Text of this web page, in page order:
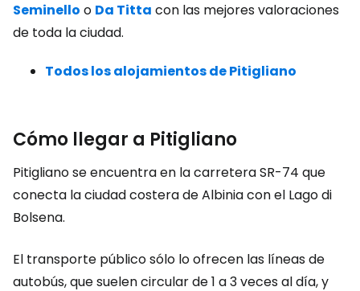
Seminello o Da Titta con las mejores valoraciones
de toda la ciudad.
Todos los alojamientos de Pitigliano
Cómo llegar a Pitigliano
Pitigliano se encuentra en la carretera SR-74 que
conecta la ciudad costera de Albinia con el Lago di
Bolsena.
El transporte público sólo lo ofrecen las líneas de
autobús, que suelen circular de 1 a 3 veces al día, y